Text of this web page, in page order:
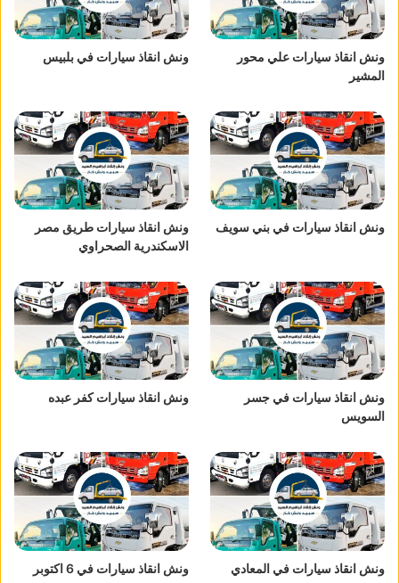
ونش انقاذ سيارات علي محور
المشير
ونش انقاذ سيارات في بلبيس
ونش انقاذ سيارات في بني سويف
ونش انقاذ سيارات طريق مصر
الاسكندرية الصحراوي
ونش انقاذ سيارات في جسر
السويس
ونش انقاذ سيارات كفر عبده
ونش انقاذ سيارات في المعادي ونش انقاذ سيارات في 6 اكتوبر